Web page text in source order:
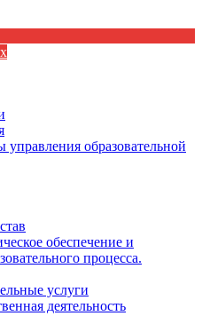
управления образовательной
обеспечение и
процесса.
услуги
деятельность